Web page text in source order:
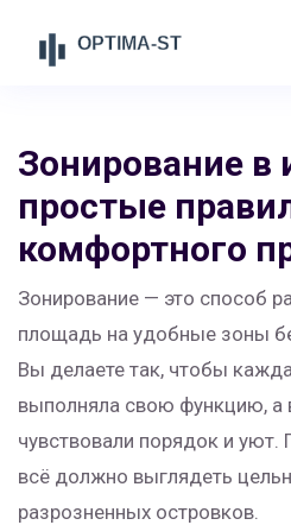
Зонирование в
простые
комфортного
Зонирование — это способ
площадь на удобные зоны
Вы делаете так, чтобы
выполняла свою функцию, а
чувствовали порядок и уют.
всё должно выглядеть
разрозненных островков.